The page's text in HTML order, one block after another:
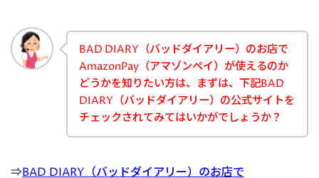
BAD DIARY（バッドダイアリー）のお店で
AmazonPay（アマゾンペイ）が使えるのか
どうかを知りたい方は、まずは、下記BAD
DIARY（バッドダイアリー）の公式サイトを
チェックされてみてはいかがでしょうか？
⇒BAD DIARY（バッドダイアリー）のお店で